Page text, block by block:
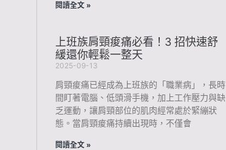
閱讀全文 »
上班族肩頸痠痛必看！3 招快速舒
緩還你輕鬆一整天
2025-09-13
肩頸痠痛已經成為上班族的「職業病」，長時
間盯著電腦、低頭滑手機，加上工作壓力與缺
乏運動，讓肩頸部位的肌肉經常處於緊繃狀
態。當肩頸痠痛持續出現時，不僅會
閱讀全文 »